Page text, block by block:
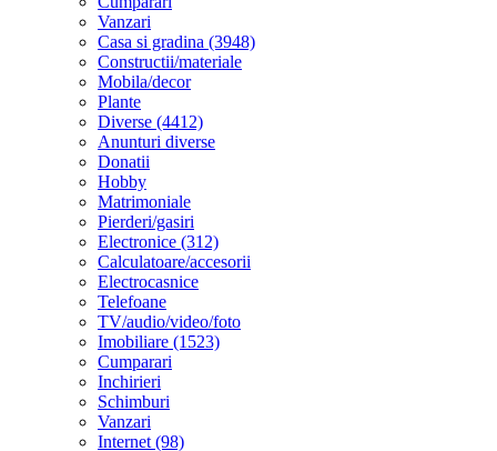
Vanzari
Casa si gradina (3948)
Constructii/materiale
Mobila/decor
Plante
Diverse (4412)
Anunturi diverse
Donatii
Hobby
Matrimoniale
Pierderi/gasiri
Electronice (312)
Calculatoare/accesorii
Electrocasnice
Telefoane
TV/audio/video/foto
Imobiliare (1523)
Cumparari
Inchirieri
Schimburi
Vanzari
Internet (98)